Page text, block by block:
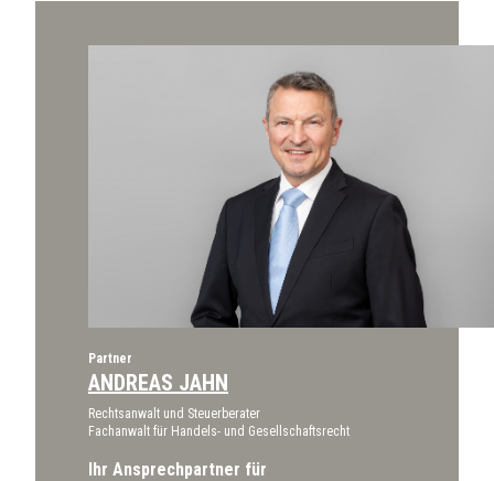
Partner
ANDREAS JAHN
Rechtsanwalt und Steuerberater
Fachanwalt für Handels- und Gesellschaftsrecht
Ihr Ansprechpartner für